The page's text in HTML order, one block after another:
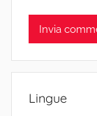
Lingue